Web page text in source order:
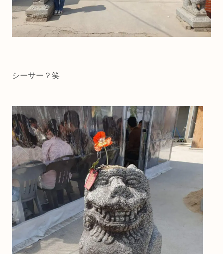
シーサー？笑